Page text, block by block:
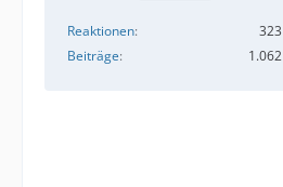
Reaktionen
323
Beiträge
1.062